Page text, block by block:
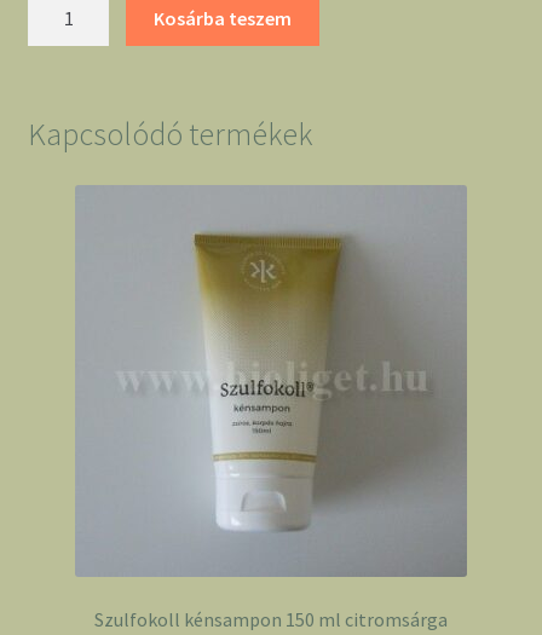
Kosárba teszem
Kapcsolódó termékek
Szulfokoll kénsampon 150 ml citromsárga